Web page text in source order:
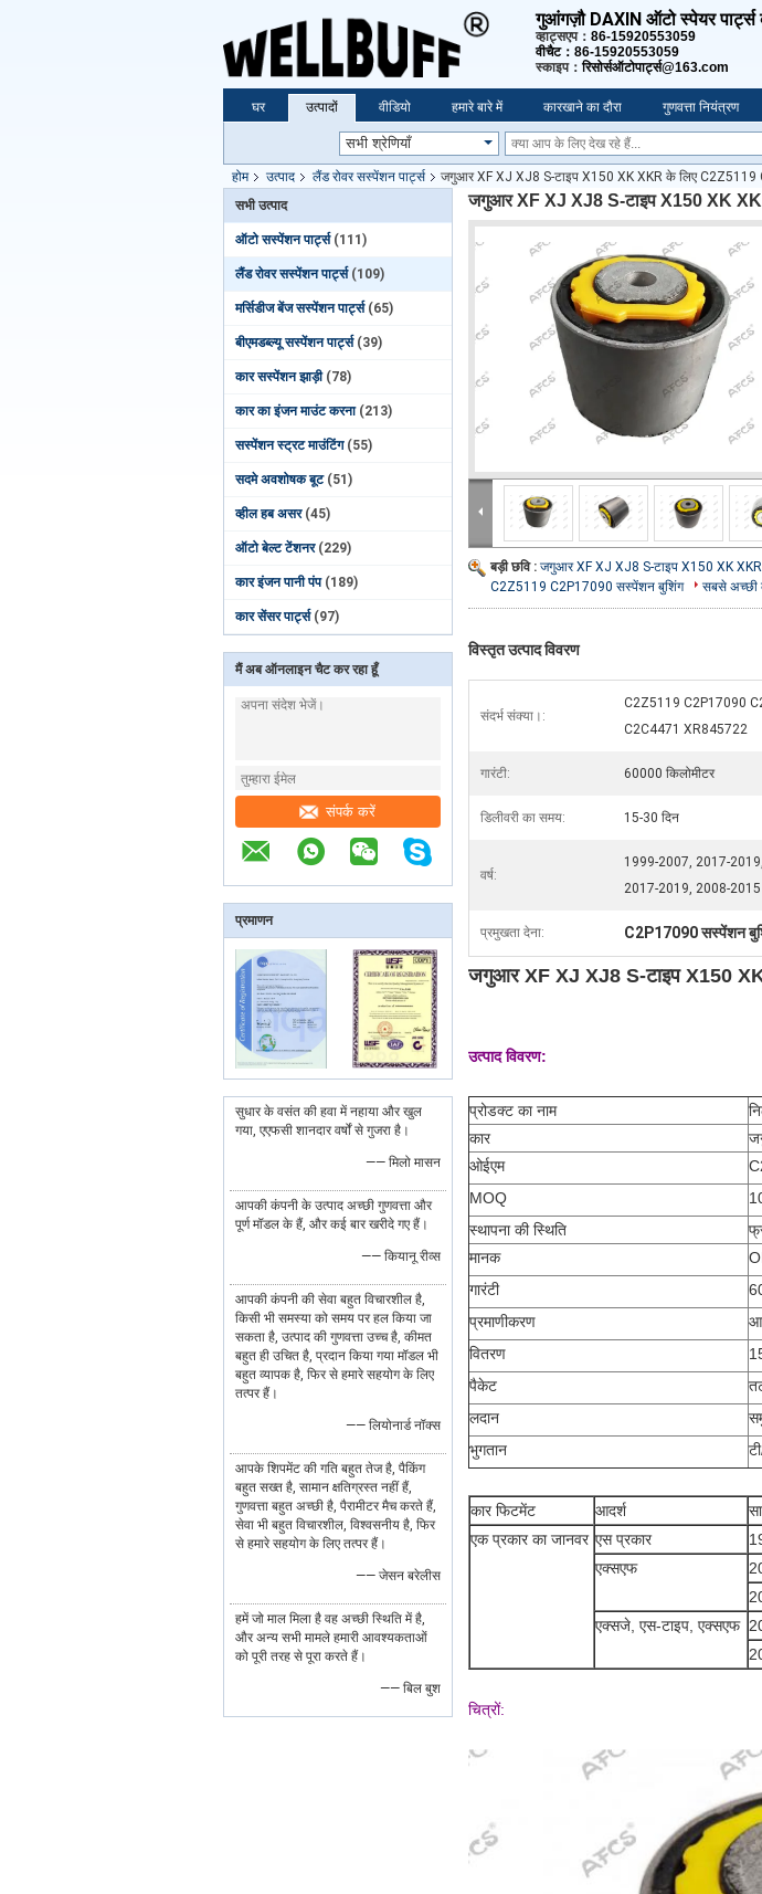
गुआंगज़ौ DAXIN ऑटो स्पेयर पार्ट्स
व्हाट्सएप： 86-15920553059
वीचैट：86-15920553059
स्काइप：रिसोर्सऑटोपार्ट्स@163.com
घर उत्पादों वीडियो हमारे बारे में कारखाने का दौरा गुणवत्ता नियंत्रण
होम उत्पाद लैंड रोवर सस्पेंशन पार्ट्स
जगुआर XF XJ XJ8 S-टाइप X150 XK XKR के लिए
सभी उत्पाद
ऑटो सस्पेंशन पार्ट्स (111)
लैंड रोवर सस्पेंशन पार्ट्स (109)
मर्सिडीज बेंज सस्पेंशन पार्ट्स (65)
बीएमडब्ल्यू सस्पेंशन पार्ट्स (39)
कार सस्पेंशन झाड़ी (78)
कार का इंजन माउंट करना (213)
सस्पेंशन स्ट्रट माउंटिंग (55)
सदमे अवशोषक बूट (51)
व्हील हब असर (45)
ऑटो बेल्ट टेंशनर (229)
कार इंजन पानी पंप (189)
कार सेंसर पार्ट्स (97)
मैं अब ऑनलाइन चैट कर रहा हूँ
संपर्क करें
प्रमाणन
सुधार के वसंत की हवा में नहाया और खुल
गया, एएफसी शानदार वर्षों से गुजरा है।
—— मिलो मासन
आपकी कंपनी के उत्पाद अच्छी गुणवत्ता और
पूर्ण मॉडल के हैं, और कई बार खरीदे गए हैं।
—— कियानू रीव्स
आपकी कंपनी की सेवा बहुत विचारशील है,
किसी भी समस्या को समय पर हल किया जा
सकता है, उत्पाद की गुणवत्ता उच्च है, कीमत
बहुत ही उचित है, प्रदान किया गया मॉडल भी
बहुत व्यापक है, फिर से हमारे सहयोग के लिए
तत्पर हैं।
—— लियोनार्ड नॉक्स
आपके शिपमेंट की गति बहुत तेज है, पैकिंग
बहुत सख्त है, सामान क्षतिग्रस्त नहीं हैं,
गुणवत्ता बहुत अच्छी है, पैरामीटर मैच करते हैं,
सेवा भी बहुत विचारशील, विश्वसनीय है, फिर
से हमारे सहयोग के लिए तत्पर हैं।
—— जेसन बरेलीस
हमें जो माल मिला है वह अच्छी स्थिति में है,
और अन्य सभी मामले हमारी आवश्यकताओं
को पूरी तरह से पूरा करते हैं।
—— बिल बुश
जगुआर XF XJ XJ8 S-टाइप X150 XK
बड़ी छवि : जगुआर XF XJ XJ8 S-टाइप X150 XK
C2Z5119 C2P17090 सस्पेंशन बुशिंग
सबसे अच्छी
विस्तृत उत्पाद विवरण
संदर्भ संक्या।:
C2Z5119 C2P17090
C2C4471 XR845722
गारंटी: 60000 किलोमीटर
डिलीवरी का समय: 15-30 दिन
वर्ष:
1999-2007, 2017-
2017-2019, 2008-2015
प्रमुखता देना: C2P17090 सस्पेंशन
जगुआर XF XJ XJ8 S-टाइप X150
उत्पाद विवरण:
प्रोडक्ट का नाम
कार
ओईएम
MOQ
स्थापना की स्थिति
मानक
गारंटी
प्रमाणीकरण
वितरण
पैकेट
लदान
भुगतान
कार फिटमेंट आदर्श
एक प्रकार का जानवर एस प्रकार
एक्सएफ
एक्सजे, एस-टाइप, एक्सएफ
चित्रों: